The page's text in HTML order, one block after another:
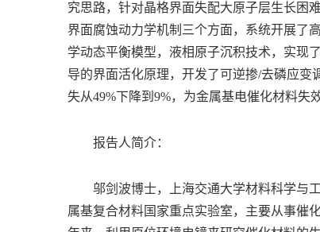
究思路，针对晶格界面失配大原子层生长困
界面腐蚀动力学机制三个方面，系统开展了
学动态平衡模型，液相原子沉积技术，实现
导的界面活化原理，开发了可逆掺/去磷应
失从49%下降到9%，为金属基电催化材料失
报告人简介：
邬剑波博士，上海交通大学材料科学与
属基复合材料国家重点实验室，主要从事催